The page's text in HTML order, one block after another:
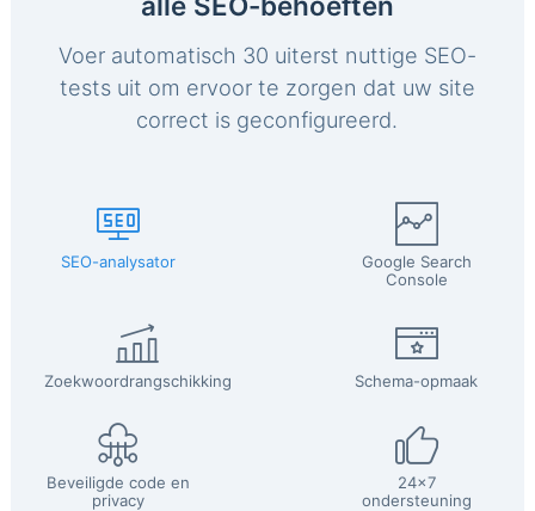
Voer automatisch 30 uiterst nuttige SEO-
tests uit om ervoor te zorgen dat uw site
correct is geconfigureerd.
SEO-analysator
Google Search
Console
Zoekwoordrangschikking Schema-opmaak
Beveiligde code en
privacy
24x7
ondersteuning